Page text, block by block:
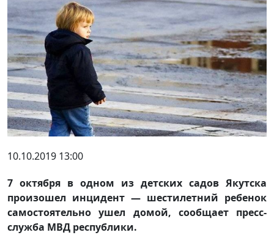
10.10.2019 13:00
7 октября в одном из детских садов Якутска
произошел инцидент — шестилетний ребенок
самостоятельно ушел домой, сообщает пресс-
служба МВД республики.